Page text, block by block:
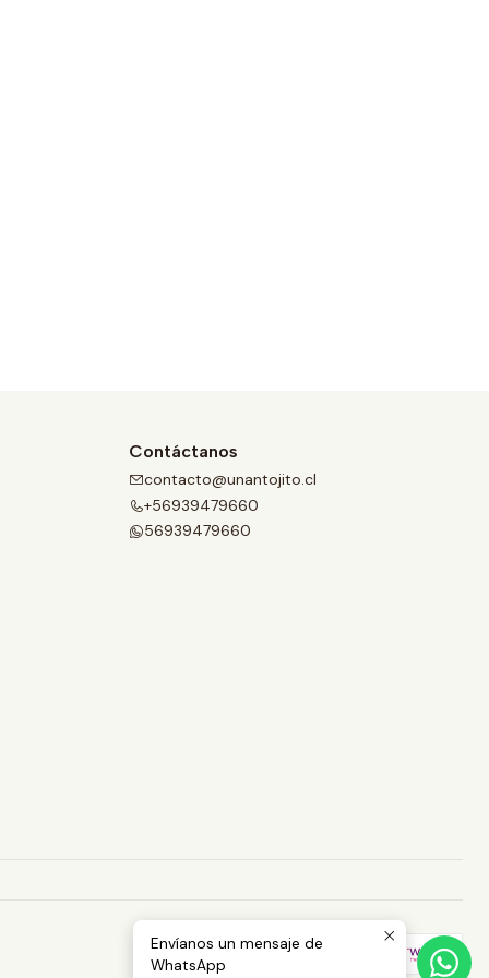
Contáctanos
contacto@unantojito.cl
+56939479660
56939479660
Envíanos un mensaje de
WhatsApp